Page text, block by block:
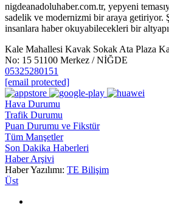
nigdeanadoluhaber.com.tr, yepyeni
sadelik ve modernizmi bir araya getiriyor.
insanlara haber okuyabilecekleri bir
Kale Mahallesi Kavak Sokak Ata Plaza
No: 15 51100 Merkez / NİĞDE
05325280151
[email protected]
Hava Durumu
Trafik Durumu
Puan Durumu ve Fikstür
Tüm Manşetler
Son Dakika Haberleri
Haber Arşivi
Haber Yazılımı: TE Bilişim
Üst